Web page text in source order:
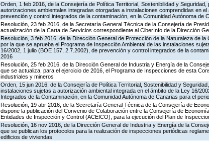
Orden, 1 feb 2016, de la Consejería de Política Territorial, Sostenibilidad y
autorizaciones ambientales integradas otorgadas a instalaciones comprendidas en
prevención y control integrados de la contaminación, en la Comunidad Autónoma de
Resolución, 23 feb 2016, de la Secretaría General Técnica de la Consejería de
actualización de la Carta de Servicios correspondiente al CiberInfo de la Dirección
Resolución, 3 feb 2016, de la Dirección General de Protección de la Naturaleza de
por la que se aprueba el Programa de Inspección Ambiental de las instalaciones
16/2002, 1 julio (BOE 157, 2.7.2002), de prevención y control integrados de la
2016
Resolución, 25 feb 2016, de la Dirección General de Industria y Energía de la
que se actualiza, para el ejercicio de 2016, el Programa de Inspecciones de esta
industriales y mineros
Orden, 15 jun 2016, de la Consejería de Política Territorial, Sostenibilidad y
instalaciones sujetas a autorización ambiental integrada en el ámbito de la Ley 16/
Integrados de la Contaminación, en la Comunidad Autónoma de Canarias para el
Resolución, 19 abr 2016, de la Secretaría General Técnica de la Consejería de
dispone la publicación del Convenio de Colaboración entre la Consejería de
Entidades de Inspección y Control (ACEICO), para la ejecución del Plan de
Resolución, 16 nov 2016, de la Dirección General de Industria y Energía de la
que se publican los protocolos para la realización de inspecciones periódicas
edificios de viviendas